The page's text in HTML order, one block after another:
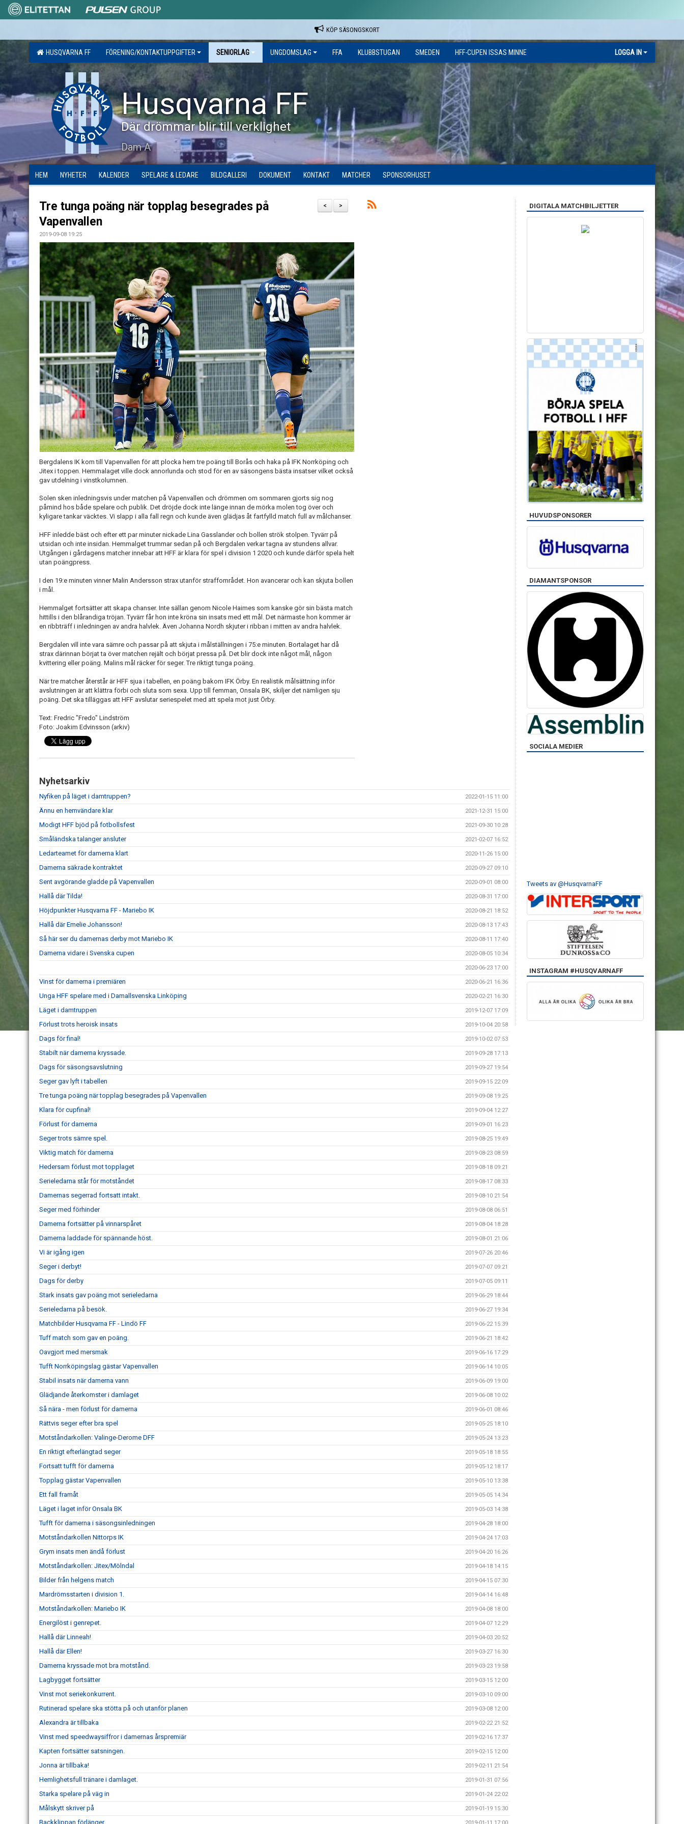
KÖP SÄSONGSKORT
HUSQVARNA FF FÖRENING/KONTAKTUPPGIFTER SENIORLAG UNGDOMSLAG FFA KLUBBSTUGAN SMEDEN HFF-CUPEN ISSAS MINNE LOGGA IN
Husqvarna FF
Där drömmar blir till verklighet
Dam A
HEM NYHETER KALENDER SPELARE & LEDARE BILDGALLERI DOKUMENT KONTAKT MATCHER SPONSORHUSET
>
<
Tre tunga poäng när topplag besegrades på
Vapenvallen
2019-09-08 19:25
Bergdalens IK kom till Vapenvallen för att plocka hem tre poäng till Borås och haka på IFK Norrköping och
Jitex i toppen. Hemmalaget ville dock annorlunda och stod för en av säsongens bästa insatser vilket också
gav utdelning i vinstkolumnen.
Solen sken inledningsvis under matchen på Vapenvallen och drömmen om sommaren gjorts sig nog
påmind hos både spelare och publik. Det dröjde dock inte länge innan de mörka molen tog över och
kyligare tankar väcktes. Vi slapp i alla fall regn och kunde även glädjas åt fartfylld match full av målchanser.
HFF inledde bäst och efter ett par minuter nickade Lina Gasslander och bollen strök stolpen. Tyvärr på
utsidan och inte insidan. Hemmalget trummar sedan på och Bergdalen verkar tagna av stundens allvar.
Utgången i gårdagens matcher innebar att HFF är klara för spel i division 1 2020 och kunde därför spela helt
utan poängpress.
I den 19:e minuten vinner Malin Andersson strax utanför straffområdet. Hon avancerar och kan skjuta bollen
i mål.
Hemmalget fortsätter att skapa chanser. Inte sällan genom Nicole Haimes som kanske gör sin bästa match
hittills i den blårandiga tröjan. Tyvärr får hon inte kröna sin insats med ett mål. Det närmaste hon kommer är
en ribbträff i inledningen av andra halvlek. Även Johanna Nordh skjuter i ribban i mitten av andra halvlek.
Bergdalen vill inte vara sämre och passar på att skjuta i målställningen i 75:e minuten. Bortalaget har då
strax därinnan börjat ta över matchen rejält och börjat pressa på. Det blir dock inte något mål, någon
kvittering eller poäng. Malins mål räcker för seger. Tre riktigt tunga poäng.
När tre matcher återstår är HFF sjua i tabellen, en poäng bakom IFK Örby. En realistik målsättning inför
avslutningen är att klättra förbi och sluta som sexa. Upp till femman, Onsala BK, skiljer det nämligen sju
poäng. Det ska tilläggas att HFF avslutar seriespelet med att spela mot just Örby.
Text: Fredric "Fredo" Lindström
Foto: Joakim Edvinsson (arkiv)
Nyhetsarkiv
Nyfiken på läget i damtruppen? 2022-01-15 11:00
Ännu en hemvändare klar 2021-12-31 15:00
Modigt HFF bjöd på fotbollsfest 2021-09-30 10:28
Småländska talanger ansluter 2021-02-07 16:52
Ledarteamet för damerna klart 2020-11-26 15:00
Damerna säkrade kontraktet 2020-09-27 09:10
Sent avgörande gladde på Vapenvallen 2020-09-01 08:00
Hallå där Tilda! 2020-08-31 17:00
Höjdpunkter Husqvarna FF - Mariebo IK 2020-08-21 18:52
Hallå där Emelie Johansson! 2020-08-13 17:43
Så här ser du damernas derby mot Mariebo IK 2020-08-11 17:40
Damerna vidare i Svenska cupen 2020-08-05 10:34
2020-06-23 17:00
Vinst för damerna i premiären 2020-06-21 16:36
Unga HFF spelare med i Damallsvenska Linköping 2020-02-21 16:30
Läget i damtruppen 2019-12-07 17:09
Förlust trots heroisk insats 2019-10-04 20:58
Dags för final! 2019-10-02 07:53
Stabilt när damerna kryssade. 2019-09-28 17:13
Dags för säsongsavslutning 2019-09-27 19:54
Seger gav lyft i tabellen 2019-09-15 22:09
Tre tunga poäng när topplag besegrades på Vapenvallen 2019-09-08 19:25
Klara för cupfinal! 2019-09-04 12:27
Förlust för damerna 2019-09-01 16:23
Seger trots sämre spel. 2019-08-25 19:49
Viktig match för damerna 2019-08-23 08:59
Hedersam förlust mot topplaget 2019-08-18 09:21
Serieledarna står för motståndet 2019-08-17 08:33
Damernas segerrad fortsatt intakt. 2019-08-10 21:54
Seger med förhinder 2019-08-08 06:51
Damerna fortsätter på vinnarspåret 2019-08-04 18:28
Damerna laddade för spännande höst. 2019-08-01 21:06
Vi är igång igen 2019-07-26 20:46
Seger i derbyt! 2019-07-07 09:21
Dags för derby 2019-07-05 09:11
Stark insats gav poäng mot serieledarna 2019-06-29 18:44
Serieledarna på besök. 2019-06-27 19:34
Matchbilder Husqvarna FF - Lindö FF 2019-06-22 15:39
Tuff match som gav en poäng. 2019-06-21 18:42
Oavgjort med mersmak 2019-06-16 17:29
Tufft Norrköpingslag gästar Vapenvallen 2019-06-14 10:05
Stabil insats när damerna vann 2019-06-09 19:00
Glädjande återkomster i damlaget 2019-06-08 10:02
Så nära - men förlust för damerna 2019-06-01 08:46
Rättvis seger efter bra spel 2019-05-25 18:10
Motståndarkollen: Valinge-Derome DFF 2019-05-24 13:23
En riktigt efterlängtad seger 2019-05-18 18:55
Fortsatt tufft för damerna 2019-05-12 18:17
Topplag gästar Vapenvallen 2019-05-10 13:38
Ett fall framåt 2019-05-05 14:34
Läget i laget inför Onsala BK 2019-05-03 14:38
Tufft för damerna i säsongsinledningen 2019-04-28 18:00
Motståndarkollen Nittorps IK 2019-04-24 17:03
Grym insats men ändå förlust 2019-04-20 16:26
Motståndarkollen: Jitex/Mölndal 2019-04-18 14:15
Bilder från helgens match 2019-04-15 07:30
Mardrömsstarten i division 1. 2019-04-14 16:48
Motståndarkollen: Mariebo IK 2019-04-08 18:00
Energilöst i genrepet. 2019-04-07 12:29
Hallå där Linneah! 2019-04-03 20:52
Hallå där Ellen! 2019-03-27 16:30
Damerna kryssade mot bra motstånd. 2019-03-23 19:58
Lagbygget fortsätter 2019-03-15 12:00
Vinst mot seriekonkurrent. 2019-03-10 09:00
Rutinerad spelare ska stötta på och utanför planen 2019-03-08 12:00
Alexandra är tillbaka 2019-02-22 21:52
Vinst med speedwaysiffror i damernas årspremiär 2019-02-16 17:37
Kapten fortsätter satsningen. 2019-02-15 12:00
Jonna är tillbaka! 2019-02-11 21:54
Hemlighetsfull tränare i damlaget. 2019-01-31 07:56
Starka spelare på väg in 2019-01-24 22:02
Målskytt skriver på 2019-01-19 15:30
Backklippan förlänger
DIGITALA MATCHBILJETTER
HUVUDSPONSORER
DIAMANTSPONSOR
SOCIALA MEDIER
Tweets av @HusqvarnaFF
INSTAGRAM #HUSQVARNAFF